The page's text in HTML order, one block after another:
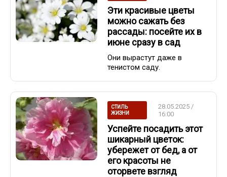
Эти красивые цветы
можно сажать без
рассады: посейте их в
июне сразу в сад
Они вырастут даже в
тенистом саду.
СТИЛЬ
ЖИЗНИ
28.05.2025 /
16:00
Успейте посадить этот
шикарный цветок:
убережет от бед, а от
его красоты не
оторвете взгляд